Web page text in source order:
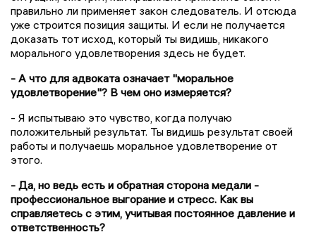
правильно ли применяет закон следователь. И отсюда
уже строится позиция защиты. И если не получается
доказать тот исход, который ты видишь, никакого
морального удовлетворения здесь не будет.
- А что для адвоката означает "моральное
удовлетворение"? В чем оно измеряется?
- Я испытываю это чувство, когда получаю
положительный результат. Ты видишь результат своей
работы и получаешь моральное удовлетворение от
этого.
- Да, но ведь есть и обратная сторона медали -
профессиональное выгорание и стресс. Как вы
справляетесь с этим, учитывая постоянное давление и
ответственность?